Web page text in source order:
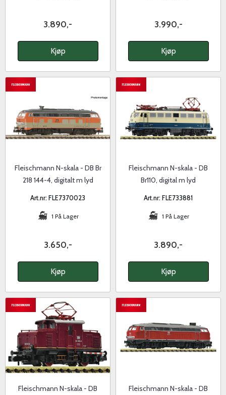
3.890,-
Kjøp
3.990,-
Kjøp
Fleischmann N-skala - DB Br
218 144-4, digitalt m lyd
Art.nr: FLE7370023
1 På Lager
3.650,-
Kjøp
Fleischmann N-skala - DB
Br110, digital m lyd
Art.nr: FLE733881
1 På Lager
3.890,-
Kjøp
Fleischmann N-skala - DB
Fleischmann N-skala - DB